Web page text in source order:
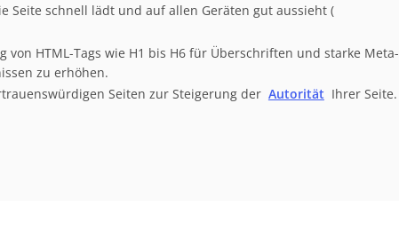
Seite schnell lädt und auf allen Geräten gut aussieht (
HTML-Tags wie H1 bis H6 für Überschriften und starke Meta-
zu erhöhen.
Seiten zur Steigerung der Autorität Ihrer Seite.